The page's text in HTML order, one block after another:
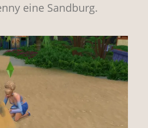
eine Sandburg.